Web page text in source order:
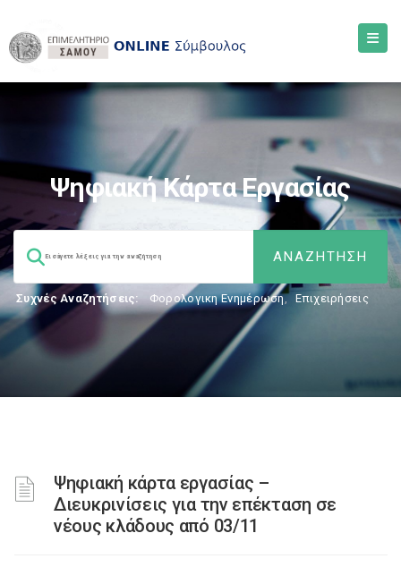
Ψηφιακή Κάρτα Εργασίας
Συχνές Αναζητήσεις: Φορολογικη Ενημέρωση, Επιχειρήσεις
Ψηφιακή κάρτα εργασίας –
Διευκρινίσεις για την επέκταση σε
νέους κλάδους από 03/11